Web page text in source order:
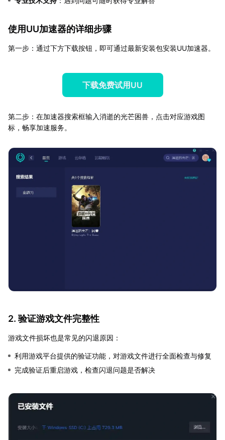
使用UU加速器的详细步骤
第一步：通过下方下载按钮，即可通过最新安装包安装UU加速器。
下载免费试用UU
第二步：在加速器搜索框输入消逝的光芒困兽，点击对应游戏图
标，畅享加速服务。
2. 验证游戏文件完整性
游戏文件损坏也是常见的闪退原因：
利用游戏平台提供的验证功能，对游戏文件进行全面检查与修复
完成验证后重启游戏，检查闪退问题是否解决